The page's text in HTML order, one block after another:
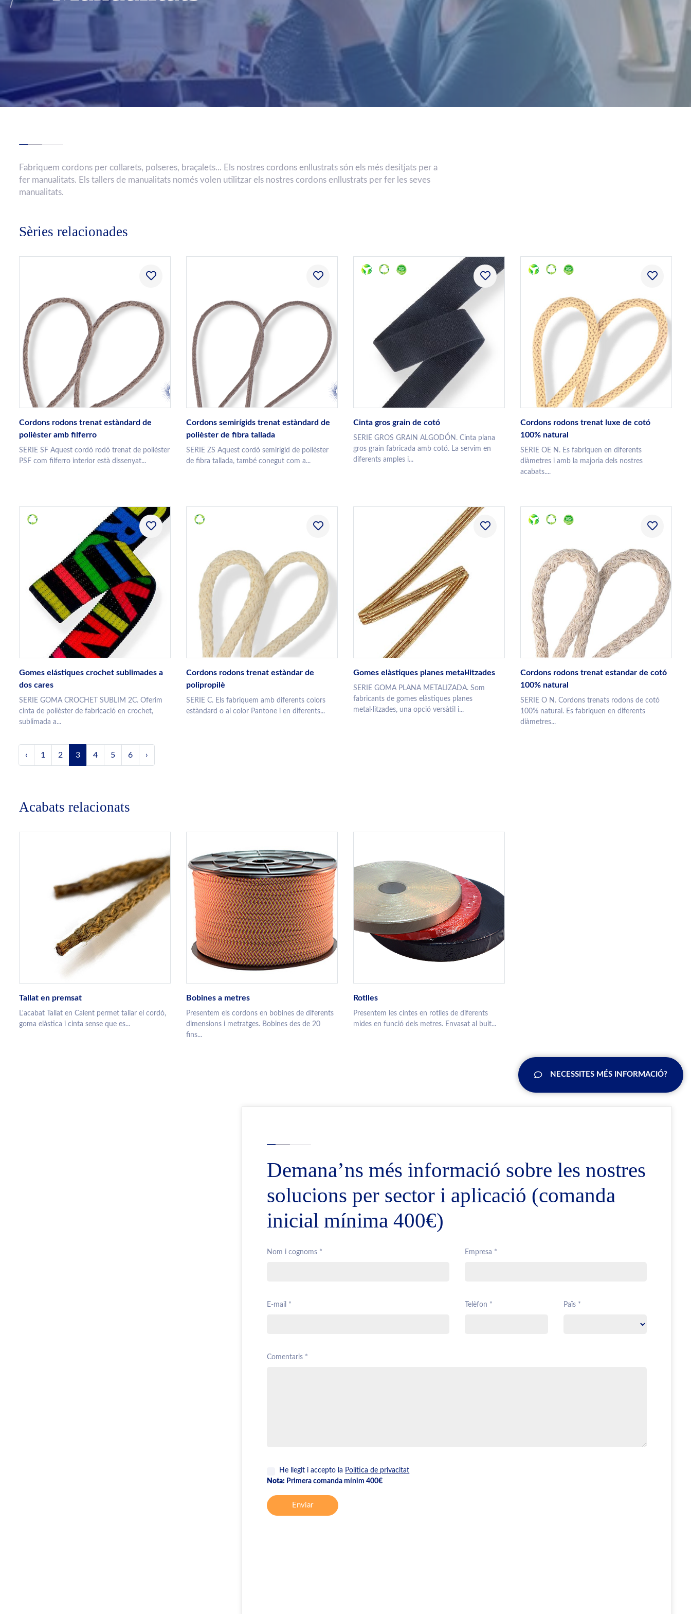
Fabriquem cordons per collarets, polseres, braçalets... Els nostres cordons enllustrats són els més desitjats per a
fer manualitats. Els tallers de manualitats només volen utilitzar els nostres cordons enllustrats per fer les seves
manualitats.
Sèries relacionades
Cordons rodons trenat estàndard de
polièster amb filferro
SERIE SF Aquest cordó rodó trenat de polièster
PSF com filferro interior està dissenyat...
Cordons semirígids trenat estàndard de
polièster de fibra tallada
SERIE ZS Aquest cordó semirígid de polièster
de fibra tallada, també conegut com a...
Cinta gros grain de cotó
SERIE GROS GRAIN ALGODÓN. Cinta plana
gros grain fabricada amb cotó. La servim en
diferents amples i...
Cordons rodons trenat luxe de cotó
100% natural
SERIE OE N. Es fabriquen en diferents
diàmetres i amb la majoria dels nostres
acabats....
Gomes elástiques crochet sublimades a
dos cares
SERIE GOMA CROCHET SUBLIM 2C. Oferim
cinta de polièster de fabricació en crochet,
sublimada a...
Cordons rodons trenat estàndar de
polipropilè
SERIE C. Els fabriquem amb diferents colors
estàndard o al color Pantone i en diferents...
Gomes elàstiques planes metal·litzades
SERIE GOMA PLANA METALIZADA. Som
fabricants de gomes elàstiques planes
metal·litzades, una opció versàtil i...
Cordons rodons trenat estandar de cotó
100% natural
SERIE O N. Cordons trenats rodons de cotó
100% natural. Es fabriquen en diferents
diàmetres...
‹ 1 2 3 4 5 6 ›
Acabats relacionats
Tallat en premsat
L'acabat Tallat en Calent permet tallar el cordó,
goma elàstica i cinta sense que es...
Bobines a metres
Presentem els cordons en bobines de diferents
dimensions i metratges. Bobines des de 20
fins...
Rotlles
Presentem les cintes en rotlles de diferents
mides en funció dels metres. Envasat al buit...
NECESSITES MÉS INFORMACIÓ?
Demana’ns més informació sobre les nostres
solucions per sector i aplicació (comanda
inicial mínima 400€)
Nom i cognoms * Empresa *
E-mail * Telèfon * Païs *
Comentaris *
He llegit i accepto la Política de privacitat
Nota: Primera comanda mínim 400€
Enviar